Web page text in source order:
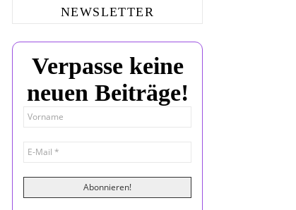
NEWSLETTER
Verpasse keine
neuen Beiträge!